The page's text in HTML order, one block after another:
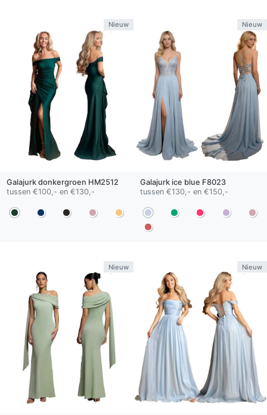
Nieuw
Galajurk donkergroen HM2512
tussen €100,- en €130,-
Nieuw
Galajurk ice blue F8023
tussen €130,- en €150,-
Nieuw Nieuw